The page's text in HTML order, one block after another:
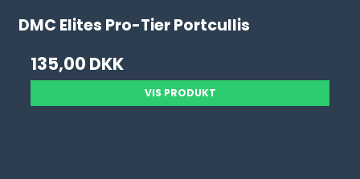
DMC Elites Pro-Tier Portcullis
135,00 DKK
VIS PRODUKT